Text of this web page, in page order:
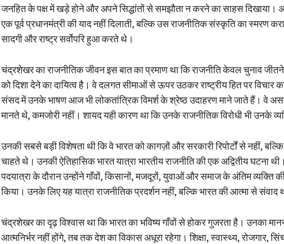
जनहित के पक्ष में खड़े होने और अपने सिद्धांतों से समझौता न करने का साहस
एक पूर्व प्रधानमंत्री की याद नहीं दिलाती, बल्कि उस राजनीतिक संस्कृति का स्मरण
सादगी और राष्ट्र सर्वोपरि हुआ करते थे।
चंद्रशेखर का राजनीतिक जीवन इस बात का प्रमाण था कि राजनीति केवल चुनाव
को दिशा देने का दायित्व है। वे दलगत सीमाओं से ऊपर उठकर राष्ट्रीय हित पर
संसद में उनके भाषण आज भी लोकतांत्रिक विमर्श के श्रेष्ठ उदाहरण माने जाते हैं। वे
मानते थे, कमजोरी नहीं। शायद यही कारण था कि उनके राजनीतिक विरोधी भी उनके
उनकी सबसे बड़ी विशेषता थी कि वे भारत को कागज़ों और सरकारी रिपोर्टों से नहीं,
चाहते थे। उनकी ऐतिहासिक भारत यात्रा भारतीय राजनीति की एक अद्वितीय घटना
पदयात्रा के दौरान उन्होंने गाँवों, किसानों, मजदूरों, युवाओं और समाज के अंतिम व्यक्ति
किया। उनके लिए यह यात्रा राजनीतिक प्रदर्शन नहीं, बल्कि भारत की आत्मा से संवाद
चंद्रशेखर का दृढ़ विश्वास था कि भारत का भविष्य गाँवों से होकर गुजरता है। उनका
आत्मनिर्भर नहीं होंगे, तब तक देश का विकास अधूरा रहेगा। शिक्षा, स्वास्थ्य,